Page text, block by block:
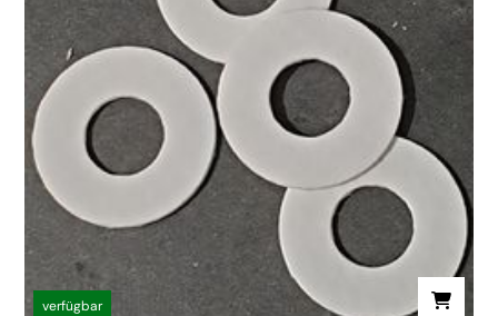
verfügbar